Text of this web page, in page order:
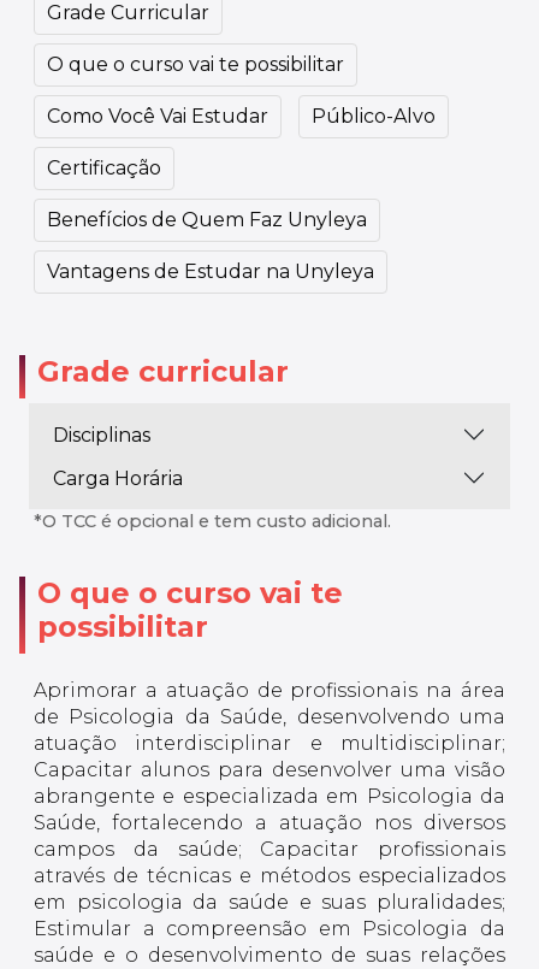
Grade Curricular
O que o curso vai te possibilitar
Como Você Vai Estudar Público-Alvo
Certificação
Benefícios de Quem Faz Unyleya
Vantagens de Estudar na Unyleya
Grade curricular
Disciplinas
Carga Horária
*O TCC é opcional e tem custo adicional.
O que o curso vai te
possibilitar
Aprimorar a atuação de profissionais na área
de Psicologia da Saúde, desenvolvendo uma
atuação interdisciplinar e multidisciplinar;
Capacitar alunos para desenvolver uma visão
abrangente e especializada em Psicologia da
Saúde, fortalecendo a atuação nos diversos
campos da saúde; Capacitar profissionais
através de técnicas e métodos especializados
em psicologia da saúde e suas pluralidades;
Estimular a compreensão em Psicologia da
saúde e o desenvolvimento de suas relações